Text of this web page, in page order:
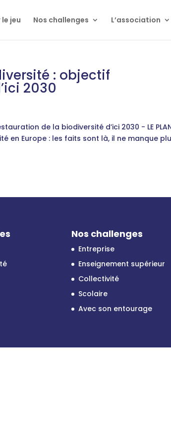
jeu Nos challenges L’association
: objectif
2030
de la biodiversité d’ici 2030 - LE
en Europe : les faits sont là, il ne manque
Nos challenges
Entreprise
Enseignement supérieur
Collectivité
Scolaire
Avec son entourage